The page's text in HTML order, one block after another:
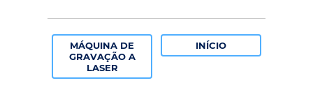
MÁQUINA DE
GRAVAÇÃO A
LASER
INÍCIO